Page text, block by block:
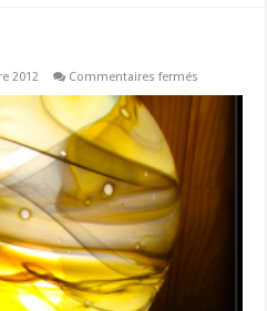
2012 Commentaires fermés